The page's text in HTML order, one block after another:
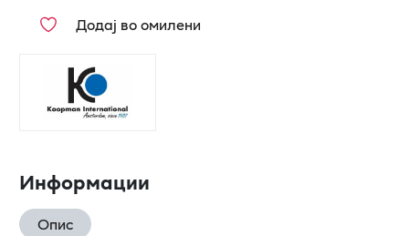
Додај во омилени
Информации
Опис